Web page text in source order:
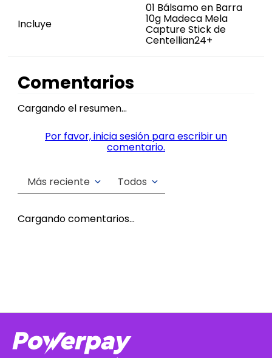
Incluye
01 Bálsamo en Barra
10g Madeca Mela
Capture Stick de
Centellian24+
Comentarios
Cargando el resumen…
Por favor, inicia sesión para escribir un
comentario.
Más reciente Todos
Cargando comentarios…